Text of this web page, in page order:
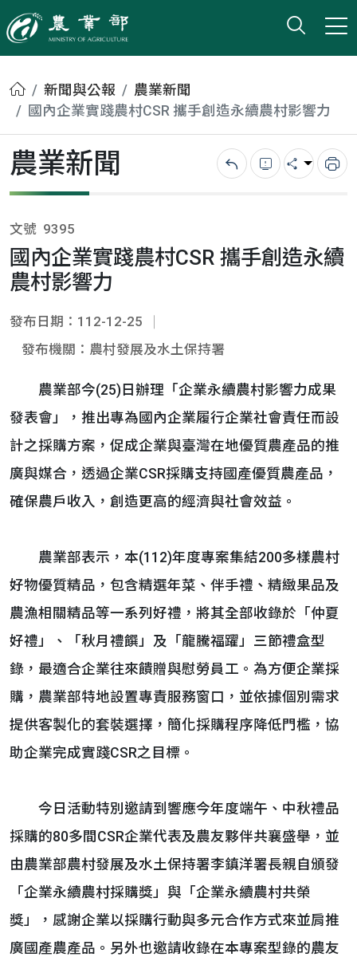
農業部
打開
小版
首頁新聞與公報
農業新聞
國內企業實踐農村CSR 攜手創造永續農村影響力
農業新聞 回上一頁錯誤回報
分享 列
文號 9395
國內企業實踐農村CSR 攜手創造永續
農村影響力
發布日期：112-12-25
發布機關：農村發展及水土保持署
農業部今(25)日辦理「企業永續農村影響力成果
發表會」，推出專為國內企業履行企業社會責任而設
計之採購方案，促成企業與臺灣在地優質農產品的推
廣與媒合，透過企業CSR採購支持國產優質農產品，
確保農戶收入，創造更高的經濟與社會效益。
農業部表示，本(112)年度專案集結200多樣農村
好物優質精品，包含精選年菜、伴手禮、精緻果品及
農漁相關精品等一系列好禮，將其全部收錄於「仲夏
好禮」、「秋月禮饌」及「龍騰福躍」三節禮盒型
錄，最適合企業往來饋贈與慰勞員工。為方便企業採
購，農業部特地設置專責服務窗口，並依據個別需求
提供客製化的套裝選擇，簡化採購程序降低門檻，協
助企業完成實踐CSR之目標。
今日活動特別邀請到響應今年度端午、中秋禮品
採購的80多間CSR企業代表及農友夥伴共襄盛舉，並
由農業部農村發展及水土保持署李鎮洋署長親自頒發
「企業永續農村採購獎」與「企業永續農村共榮
獎」，感謝企業以採購行動與多元合作方式來並肩推
廣國產農產品。另外也邀請收錄在本專案型錄的農友